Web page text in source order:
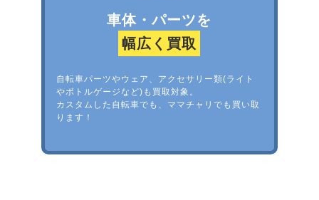
車体・パーツを
幅広く買取
自転車パーツやウェア、アクセサリー類(ライト
やボトルゲージなど)も買取対象。
カスタムした自転車でも、ママチャリでも買い取
ります！